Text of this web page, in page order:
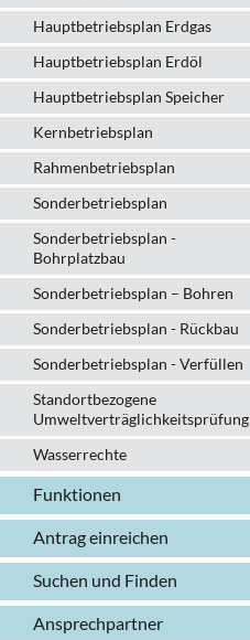
Hauptbetriebsplan Erdgas
Hauptbetriebsplan Erdöl
Hauptbetriebsplan Speicher
Kernbetriebsplan
Rahmenbetriebsplan
Sonderbetriebsplan
Sonderbetriebsplan -
Bohrplatzbau
Sonderbetriebsplan – Bohren
Sonderbetriebsplan - Rückbau
Sonderbetriebsplan - Verfüllen
Standortbezogene
Umweltverträglichkeitsprüfung
Wasserrechte
Funktionen
Antrag einreichen
Suchen und Finden
Ansprechpartner